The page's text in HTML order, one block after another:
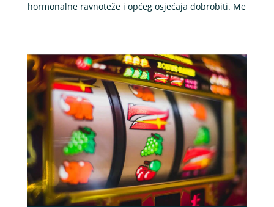
hormonalne ravnoteže i općeg osjećaja dobrobiti. Me